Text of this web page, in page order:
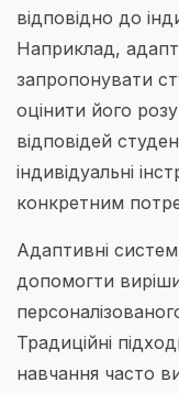
відповідно до
Наприклад,
запропонувати
оцінити його
відповідей
індивідуальні
конкретним
Адаптивні
допомогти
Традиційні
навчання часто